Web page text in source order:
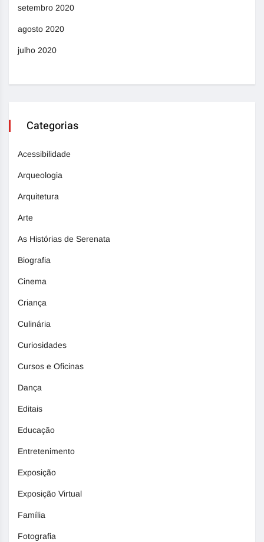
setembro 2020
agosto 2020
julho 2020
Categorias
Acessibilidade
Arqueologia
Arquitetura
Arte
As Histórias de Serenata
Biografia
Cinema
Criança
Culinária
Curiosidades
Cursos e Oficinas
Dança
Editais
Educação
Entretenimento
Exposição
Exposição Virtual
Família
Fotografia